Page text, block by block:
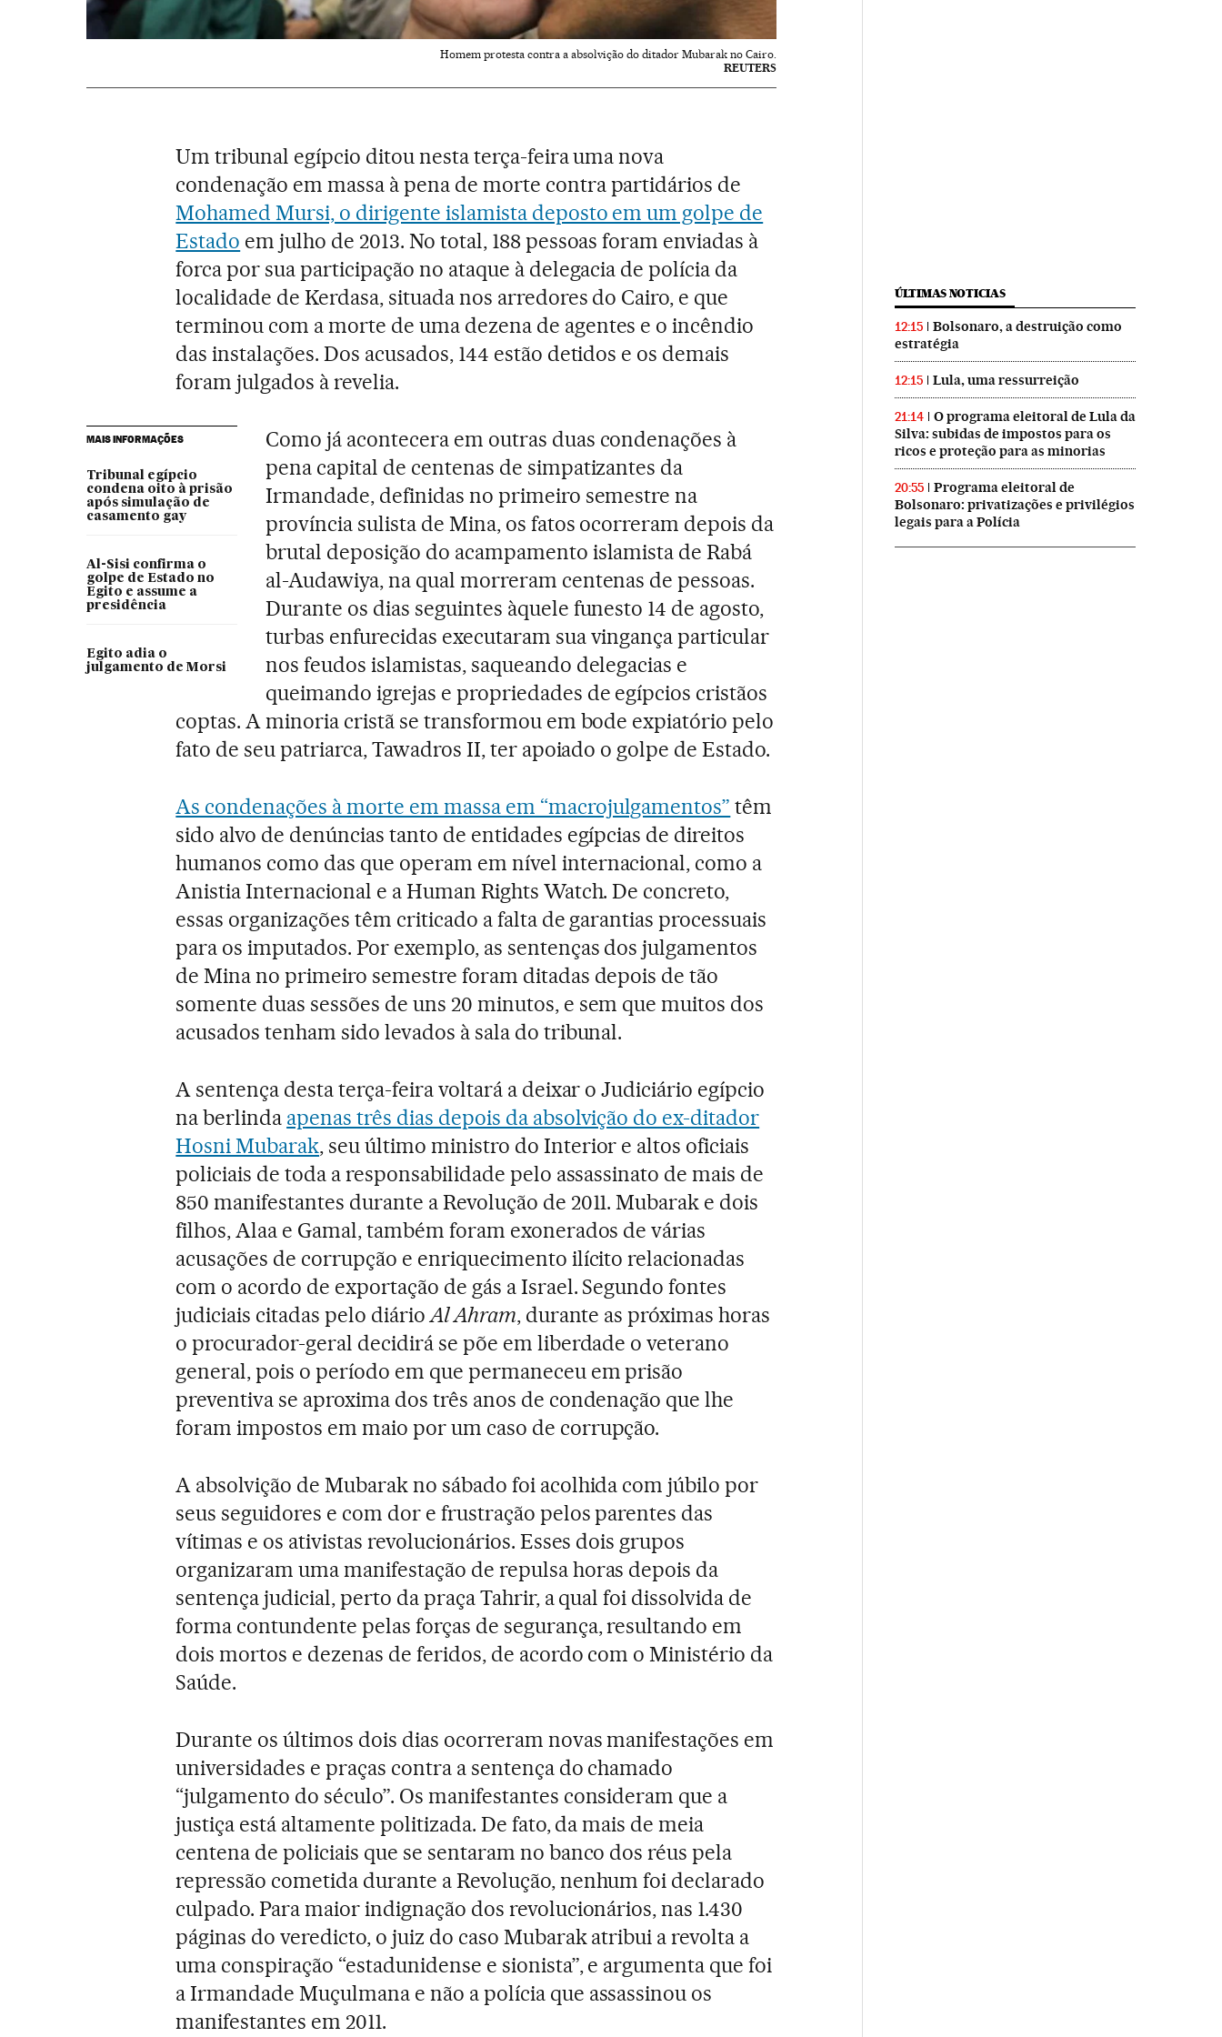
Homem protesta contra a absolvição do ditador Mubarak no Cairo.
REUTERS
Um tribunal egípcio ditou nesta terça-feira uma nova
condenação em massa à pena de morte contra partidários de
Mohamed Mursi, o dirigente islamista deposto em um golpe de
Estado em julho de 2013. No total, 188 pessoas foram enviadas à
forca por sua participação no ataque à delegacia de polícia da
localidade de Kerdasa, situada nos arredores do Cairo, e que
terminou com a morte de uma dezena de agentes e o incêndio
das instalações. Dos acusados, 144 estão detidos e os demais
foram julgados à revelia.
MAIS INFORMAÇÕES
Tribunal egípcio
condena oito à prisão
após simulação de
casamento gay
Al-Sisi confirma o
golpe de Estado no
Egito e assume a
presidência
Egito adia o
julgamento de Morsi
Como já acontecera em outras duas condenações à
pena capital de centenas de simpatizantes da
Irmandade, definidas no primeiro semestre na
província sulista de Mina, os fatos ocorreram depois da
brutal deposição do acampamento islamista de Rabá
al-Audawiya, na qual morreram centenas de pessoas.
Durante os dias seguintes àquele funesto 14 de agosto,
turbas enfurecidas executaram sua vingança particular
nos feudos islamistas, saqueando delegacias e
queimando igrejas e propriedades de egípcios cristãos
coptas. A minoria cristã se transformou em bode expiatório pelo
fato de seu patriarca, Tawadros II, ter apoiado o golpe de Estado.
As condenações à morte em massa em “macrojulgamentos” têm
sido alvo de denúncias tanto de entidades egípcias de direitos
humanos como das que operam em nível internacional, como a
Anistia Internacional e a Human Rights Watch. De concreto,
essas organizações têm criticado a falta de garantias processuais
para os imputados. Por exemplo, as sentenças dos julgamentos
de Mina no primeiro semestre foram ditadas depois de tão
somente duas sessões de uns 20 minutos, e sem que muitos dos
acusados tenham sido levados à sala do tribunal.
A sentença desta terça-feira voltará a deixar o Judiciário egípcio
na berlinda apenas três dias depois da absolvição do ex-ditador
Hosni Mubarak, seu último ministro do Interior e altos oficiais
policiais de toda a responsabilidade pelo assassinato de mais de
850 manifestantes durante a Revolução de 2011. Mubarak e dois
filhos, Alaa e Gamal, também foram exonerados de várias
acusações de corrupção e enriquecimento ilícito relacionadas
com o acordo de exportação de gás a Israel. Segundo fontes
judiciais citadas pelo diárioAl Ahram, durante as próximas horas
o procurador-geral decidirá se põe em liberdade o veterano
general, pois o período em que permaneceu em prisão
preventiva se aproxima dos três anos de condenação que lhe
foram impostos em maio por um caso de corrupção.
A absolvição de Mubarak no sábado foi acolhida com júbilo por
seus seguidores e com dor e frustração pelos parentes das
vítimas e os ativistas revolucionários. Esses dois grupos
organizaram uma manifestação de repulsa horas depois da
sentença judicial, perto da praça Tahrir, a qual foi dissolvida de
forma contundente pelas forças de segurança, resultando em
dois mortos e dezenas de feridos, de acordo com o Ministério da
Saúde.
Durante os últimos dois dias ocorreram novas manifestações em
universidades e praças contra a sentença do chamado
“julgamento do século”. Os manifestantes consideram que a
justiça está altamente politizada. De fato, da mais de meia
centena de policiais que se sentaram no banco dos réus pela
repressão cometida durante a Revolução, nenhum foi declarado
culpado. Para maior indignação dos revolucionários, nas 1.430
páginas do veredicto, o juiz do caso Mubarak atribui a revolta a
uma conspiração “estadunidense e sionista”, e argumenta que foi
a Irmandade Muçulmana e não a polícia que assassinou os
manifestantes em 2011.
ÚLTIMAS NOTICIAS
12:15
Bolsonaro, a destruição como
estratégia
12:15 Lula, uma ressurreição
21:14
O programa eleitoral de Lula da
Silva: subidas de impostos para os
ricos e proteção para as minorias
20:55
Programa eleitoral de
Bolsonaro: privatizações e privilégios
legais para a Polícia